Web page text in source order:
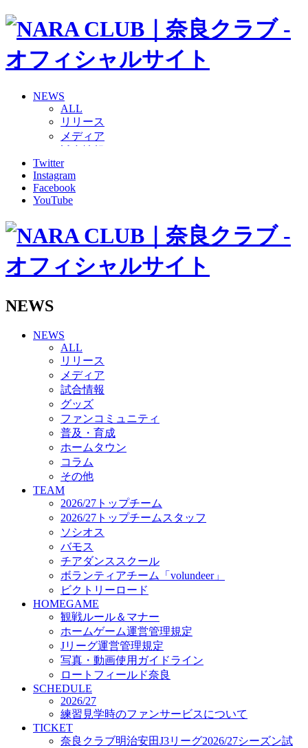
NEWS
ALL
リリース
メディア
グッズ
ファンコミュニティ
普及・育成
ホームタウン
その他
2026/27トップチーム
2026/27トップチームスタッフ
ボランティアチーム「volundeer」
ビクトリーロード
HOMEGAME
観戦ルール＆マナー
ホームゲーム運営管理規定
Jリーグ運営管理規定
写真・動画使用ガイドライン
ロートフィールド奈良
SCHEDULE
2026/27
練習見学時のファンサービスについて
TICKET
奈良クラブ明治安田J3リーグ2026/27シーズン試
合観戦チケット
奈良クラブ明治安田Ｊ3リーグ 2026/27シーズン
「鹿パス」
観戦ルール＆マナー
FANCOMMUNITY
2026/27ファンコミュニティ
サポートショップ
GOODS
オフィシャルストア（実店舗）
オンラインストア
ACADEMY
アカデミーについて
プロジェクト
コーチ&スタッフ
ジュニア
ジュニアユース
ユース
Twitter
Instagram
Facebook
YouTube
NEWS
NEWS
ALL
リリース
メディア
試合情報
グッズ
ファンコミュニティ
普及・育成
ホームタウン
コラム
その他
TEAM
2026/27トップチーム
2026/27トップチームスタッフ
ソシオス
バモス
チアダンススクール
ボランティアチーム「volundeer」
ビクトリーロード
HOMEGAME
観戦ルール＆マナー
ホームゲーム運営管理規定
Jリーグ運営管理規定
写真・動画使用ガイドライン
ロートフィールド奈良
SCHEDULE
2026/27
練習見学時のファンサービスについて
TICKET
奈良クラブ明治安田J3リーグ2026/27シーズン試